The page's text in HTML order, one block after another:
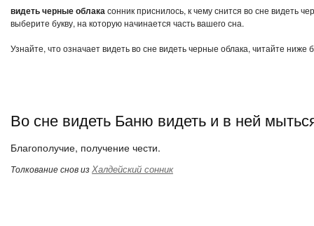
видеть черные облакасонник приснилось, к чему снится во сне видеть
выберите букву, на которую начинается часть вашего сна.
Узнайте, что означает видеть во сне видеть черные облака, читайте ниже
Во сне видеть Баню видеть и в ней
Благополучие, получение чести.
Толкование снов изХалдейский сонник